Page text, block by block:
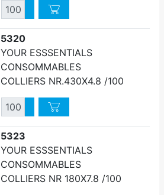
QuantitéAugmenter quantité
Diminuer quantité
5320
YOUR ESSSENTIALS
CONSOMMABLES
COLLIERS NR.430X4.8 /100
QuantitéAugmenter quantité
Diminuer quantité
5323
YOUR ESSSENTIALS
CONSOMMABLES
COLLIERS NR 180X7.8 /100